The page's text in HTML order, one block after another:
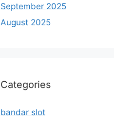
September 2025
August 2025
Categories
bandar slot